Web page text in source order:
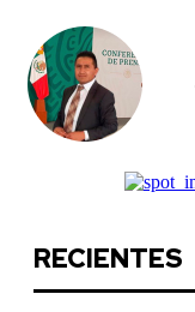
RECIENTES